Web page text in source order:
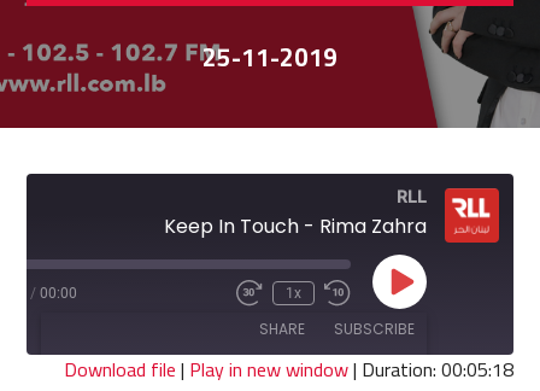
25-11-2019
RLL
Keep In Touch - Rima Zahra
Play
Episode
Rewind
10
Seconds
1x
Fast
seconds
00:00
/
SUBSCRIBE
SHARE
Download file| Play in new window| Duration: 00:05:18